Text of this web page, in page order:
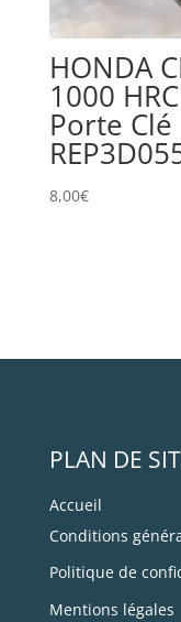
HONDA
1000 HRC
Porte Clé
8,00€
PLAN DE
Accueil
Conditions
Politique de
Mentions légales